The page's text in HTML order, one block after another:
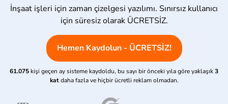
İnşaat işleri için zaman çizelgesi yazılımı. Sınırsız kullanıcı
için süresiz olarak ÜCRETSİZ.
Hemen Kaydolun - ÜCRETSİZ!
61.075kişi geçen ay sisteme kaydoldu, bu sayı bir önceki yıla göre yaklaşık3
kat daha fazla ve hiçbir ücretli reklam olmadan.